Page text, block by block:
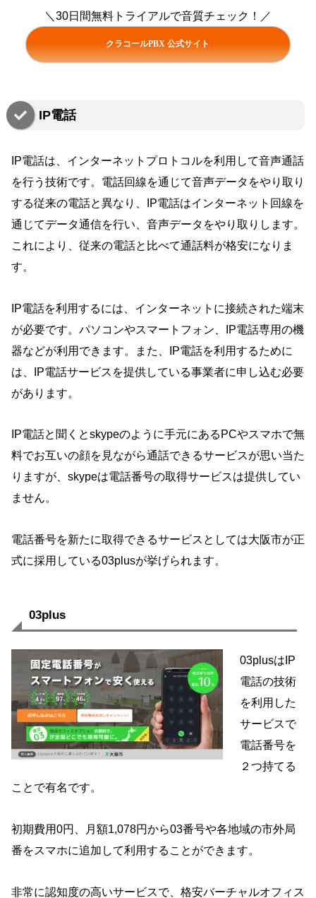
＼30日間無料トライアルで音質チェック！／
クラコールPBX 公式サイト
IP電話
IP電話は、インターネットプロトコルを利用して音声通話
を行う技術です。電話回線を通じて音声データをやり取り
する従来の電話と異なり、IP電話はインターネット回線を
通じてデータ通信を行い、音声データをやり取りします。
これにより、従来の電話と比べて通話料が格安になりま
す。
IP電話を利用するには、インターネットに接続された端末
が必要です。パソコンやスマートフォン、IP電話専用の機
器などが利用できます。また、IP電話を利用するために
は、IP電話サービスを提供している事業者に申し込む必要
があります。
IP電話と聞くとskypeのように手元にあるPCやスマホで無
料でお互いの顔を見ながら通話できるサービスが思い当た
りますが、skypeは電話番号の取得サービスは提供してい
ません。
電話番号を新たに取得できるサービスとしては大阪市が正
式に採用している03plusが挙げられます。
03plus
03plusはIP
電話の技術
を利用した
サービスで
電話番号を
２つ持てる
ことで有名です。
初期費用0円、月額1,078円から03番号や各地域の市外局
番をスマホに追加して利用することができます。
非常に認知度の高いサービスで、格安バーチャルオフィス